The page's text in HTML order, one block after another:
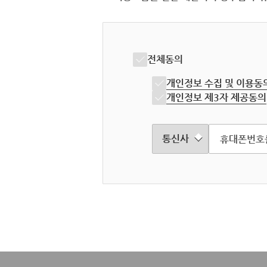
전체동의
개인정보 수집 및 이용동
개인정보 제3자 제공동의